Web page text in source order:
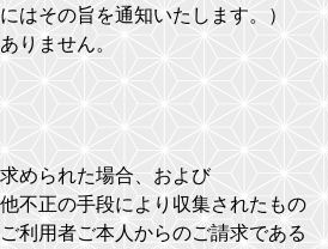
はその旨を通知いたします。）
りません。
められた場合、および
不正の手段により収集されたもの
利用者ご本人からのご請求である